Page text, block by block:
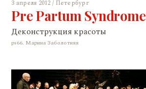
3 апреля 2012 / Петербург
Pre Partum Syndrome
Деконструкция красоты
ps66. Марина Заболотняя